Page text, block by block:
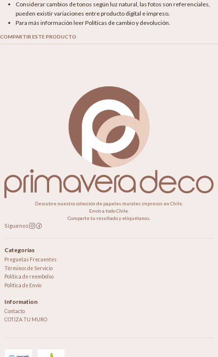
Considerar cambios de tonos según luz natural, las fotos son referenciales,
pueden existir variaciones entre producto digital e impreso.
Para más información leer Políticas de cambio y devolución.
COMPARTIR ESTE PRODUCTO
Descubre nuestra colección de papeles murales impresos en Chile.
Envío a todo Chile.
Comparte tu resultado y etiquétanos.
Síguenos
Categorías
Preguntas Frecuentes
Términos de Servicio
Política de reembolso
Política de Envío
Information
Contacto
COTIZA TU MURO